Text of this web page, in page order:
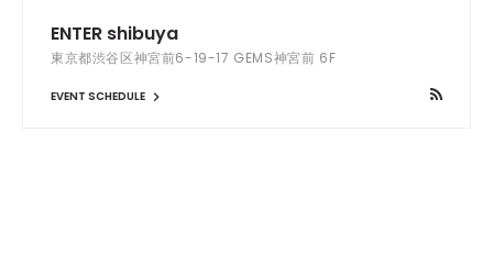
ENTER shibuya
東京都渋谷区神宮前6-19-17 GEMS神宮前 6F
EVENT SCHEDULE